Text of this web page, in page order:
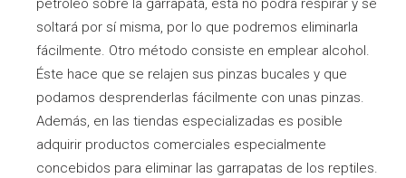
petróleo sobre la garrapata, ésta no podrá respirar y se
soltará por sí misma, por lo que podremos eliminarla
fácilmente. Otro método consiste en emplear alcohol.
Éste hace que se relajen sus pinzas bucales y que
podamos desprenderlas fácilmente con unas pinzas.
Además, en las tiendas especializadas es posible
adquirir productos comerciales especialmente
concebidos para eliminar las garrapatas de los reptiles.